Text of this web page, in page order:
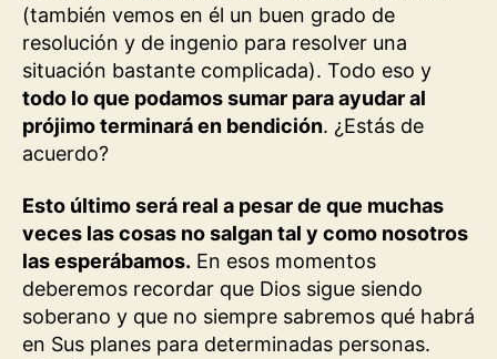
(también vemos en él un buen grado de
resolución y de ingenio para resolver una
situación bastante complicada). Todo eso y
todo lo que podamos sumar para ayudar al
prójimo terminará en bendición. ¿Estás de
acuerdo?
Esto último será real a pesar de que muchas
veces las cosas no salgan tal y como nosotros
las esperábamos. En esos momentos
deberemos recordar que Dios sigue siendo
soberano y que no siempre sabremos qué habrá
en Sus planes para determinadas personas.